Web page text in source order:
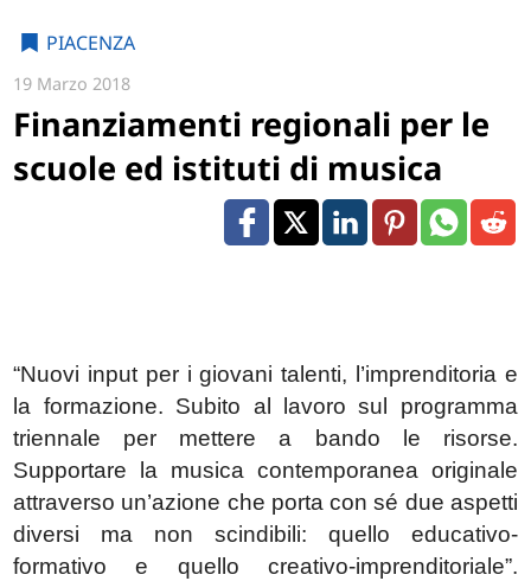
PIACENZA
19 Marzo 2018
Finanziamenti regionali per le
scuole ed istituti di musica
“Nuovi input per i giovani talenti, l’imprenditoria e
la formazione. Subito al lavoro sul programma
triennale per mettere a bando le risorse.
Supportare la musica contemporanea originale
attraverso un’azione che porta con sé due aspetti
diversi ma non scindibili: quello educativo-
formativo e quello creativo-imprenditoriale”.